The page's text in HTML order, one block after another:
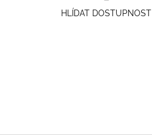
HLÍDAT DOSTUPNOST